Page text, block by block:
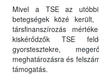
Mivel a TSE az
betegségek közé
társfinanszírozás
kiskérődzők TSE
gyorstesztekre,
meghatározásra és
támogatás.